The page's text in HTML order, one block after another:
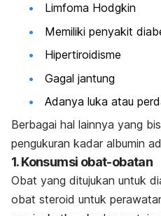
Limfoma Hodgkin
Memiliki penyakit
Hipertiroidisme
Gagal jantung
Adanya luka atau
Berbagai hal lainnya yang
pengukuran kadar albumin
1. Konsumsi obat-obatan
Obat yang ditujukan untuk
obat steroid untuk